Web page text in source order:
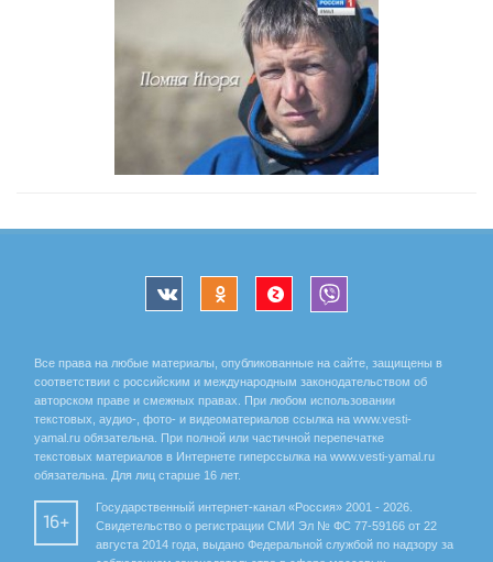
Все права на любые материалы, опубликованные на сайте, защищены в
соответствии с российским и международным законодательством об
авторском праве и смежных правах. При любом использовании
текстовых, аудио-, фото- и видеоматериалов ссылка на www.vesti-
yamal.ru обязательна. При полной или частичной перепечатке
текстовых материалов в Интернете гиперссылка на www.vesti-yamal.ru
обязательна. Для лиц старше 16 лет.
16+
Государственный интернет-канал «Россия» 2001 - 2026.
Свидетельство о регистрации СМИ Эл № ФС 77-59166 от 22
августа 2014 года, выдано Федеральной службой по надзору за